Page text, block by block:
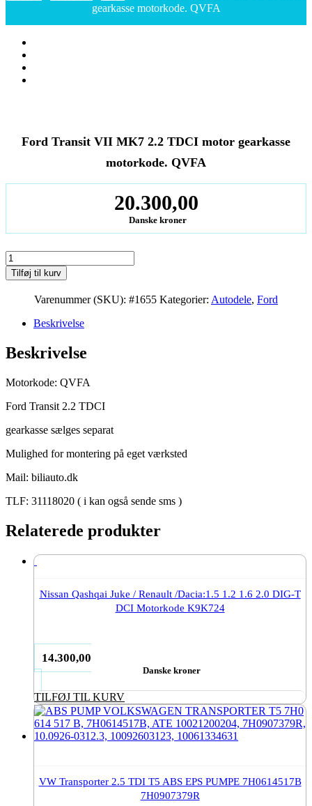
gearkasse motorkode. QVFA
Ford Transit VII MK7 2.2 TDCI motor gearkasse
motorkode. QVFA
20.300,00
Danske kroner
Ford
Transit
VII
gearkasse
motorkode.
antal
Tilføj til kurv
Varenummer (SKU): #1655 Kategorier: Autodele, Ford
Beskrivelse
Beskrivelse
Motorkode: QVFA
Ford Transit 2.2 TDCI
gearkasse sælges separat
Mulighed for montering på eget værksted
Mail: biliauto.dk
TLF: 31118020 ( i kan også sende sms )
Relaterede produkter
Nissan Qashqai Juke / Renault /Dacia:1.5 1.2 1.6 2.0 DIG-T
DCI Motorkode K9K724
14.300,00
Danske kroner
TILFØJ TIL KURV
VW Transporter 2.5 TDI T5 ABS EPS PUMPE 7H0614517B
7H0907379R